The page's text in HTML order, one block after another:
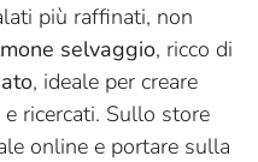
più raffinati, non
selvaggio, ricco di
, ideale per creare
ricercati. Sullo store
online e portare sulla